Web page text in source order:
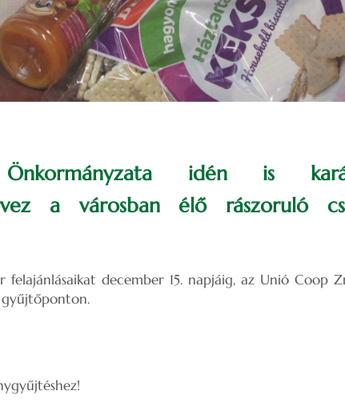
idén is
a városban élő rászoruló
december 15. napjáig, az Unió Coop